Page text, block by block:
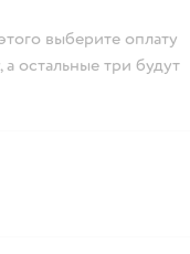
выберите оплату
остальные три будут